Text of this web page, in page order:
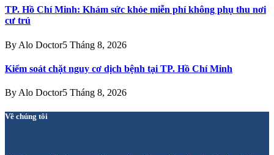
TP. Hồ Chí Minh: Khám sức khỏe miễn phí không phụ thu nơi
cư trú
By Alo Doctor5 Tháng 8, 2026
Kiểm soát chặt nguy cơ dịch bệnh tại TP. Hồ Chí Minh
By Alo Doctor5 Tháng 8, 2026
Về chúng tôi